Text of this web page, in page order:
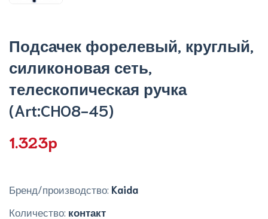
Подсачек форелевый, круглый,
силиконовая сеть,
телескопическая ручка
(Art:CHO8-45)
1.323p
Бренд/производство: Kaida
Количество: контакт